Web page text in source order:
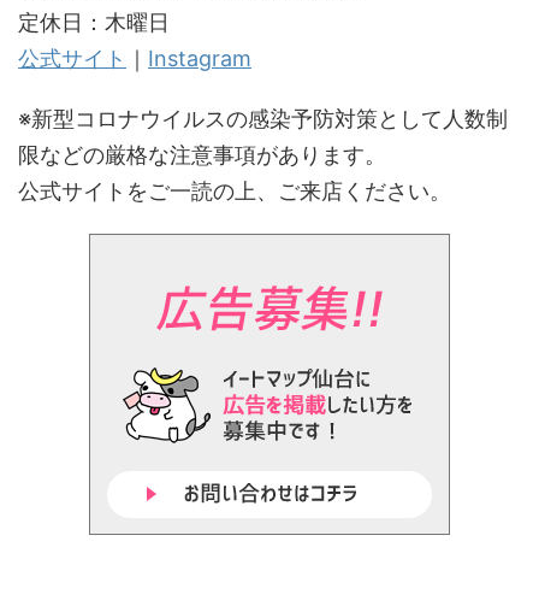
定休日：木曜日
公式サイト ｜ Instagram
※新型コロナウイルスの感染予防対策として人数制
限などの厳格な注意事項があります。
公式サイトをご一読の上、ご来店ください。